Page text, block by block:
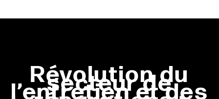
Révolution du
secteur de
l’entretien et des